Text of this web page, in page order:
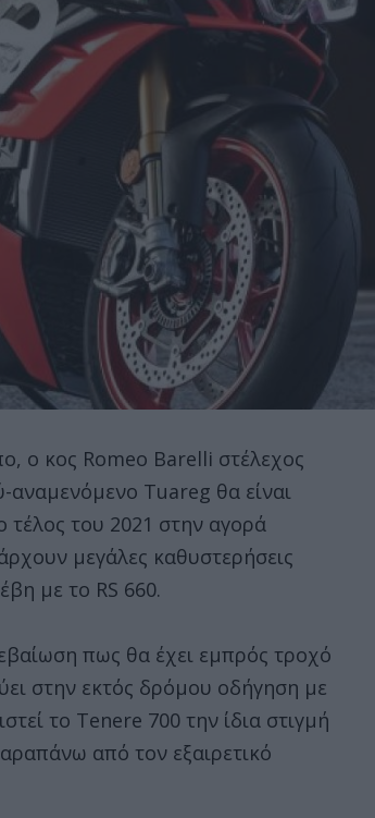
ο κος Romeo Barelli στέλεχος
Tuareg θα είναι
τέλος του 2021 στην αγορά
μεγάλες καθυστερήσεις
με το RS 660.
πως θα έχει εμπρός τροχό
στην εκτός δρόμου οδήγηση με
το Tenere 700 την ίδια στιγμή
από τον εξαιρετικό